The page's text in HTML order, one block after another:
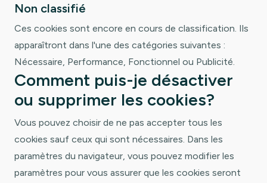
Non classifié
Ces cookies sont encore en cours de classification. Ils
apparaîtront dans l'une des catégories suivantes :
Nécessaire, Performance, Fonctionnel ou Publicité.
Comment puis-je désactiver
ou supprimer les cookies?
Vous pouvez choisir de ne pas accepter tous les
cookies sauf ceux qui sont nécessaires. Dans les
paramètres du navigateur, vous pouvez modifier les
paramètres pour vous assurer que les cookies seront